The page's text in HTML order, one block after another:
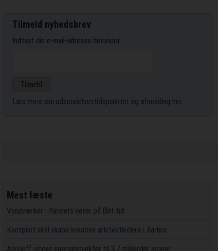
Tilmeld nyhedsbrev
Indtast din e-mail-adresse herunder.
Læs mere om udsendelsestidspunkter og afmelding her.
Mest læste
Vandværker i Randers kører på lånt tid
Kaospilot skal skabe kreative arkitektledere i Aarhus
Aarsleff vinder energiprojekter til 3,7 milliarder kroner